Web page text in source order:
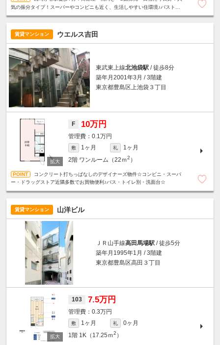
気の振分タイプ！スーパーやコンビニも近く、生活しやすい住環境♪バストイ
賃貸マンション ウエルス吉田
東武東上線北池袋駅 / 徒歩8分
築年月2001年3月 / 3階建
東京都豊島区上池袋３丁目
F 10万円
0.1万円
敷 1ヶ月 礼
1ヶ月
2階 ワンルーム（22ｍ2 ）
コンクリート打ちっぱなしのデザイナーズ物件☆コンビニ・スーパ
ー・ドラッグストア近隣多数でお買物便利♪バス・トイレ別・洗面台☆
賃貸マンション 山洋ビル
ＪＲ山手線高田馬場駅 / 徒歩5分
築年月1995年1月 / 3階建
東京都豊島区高田３丁目
103 7.5万円
0.3万円
敷 1ヶ月 礼
0ヶ月
1階 1K（17.25ｍ2 ）